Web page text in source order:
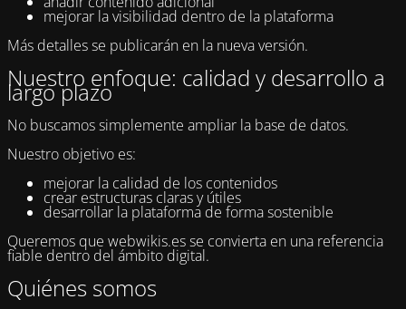
mejorar la visibilidad dentro de la plataforma
Más detalles se publicarán en la nueva versión.
Nuestro enfoque: calidad y desarrollo a
largo plazo
No buscamos simplemente ampliar la base de datos.
Nuestro objetivo es:
mejorar la calidad de los contenidos
crear estructuras claras y útiles
desarrollar la plataforma de forma sostenible
Queremos que webwikis.es se convierta en una referencia
fiable dentro del ámbito digital.
Quiénes somos